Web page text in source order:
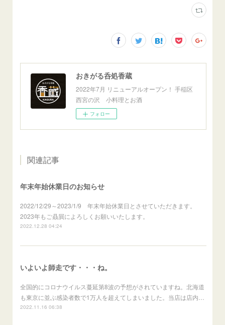
おきがる呑処香蔵
2022年7月 リニューアルオープン！ 手稲区
西宮の沢 小料理とお酒
フォロー
関連記事
年末年始休業日のお知らせ
2022/12/29～2023/1/9 年末年始休業日とさせていただきます。
2023年もご贔屓によろしくお願いいたします。
2022.12.28 04:24
いよいよ師走です・・・ね。
全国的にコロナウイルス蔓延第8波の予想がされていますね。北海道
も東京に並ぶ感染者数で1万人を超えてしまいました。当店は店内…
2022.11.16 06:38